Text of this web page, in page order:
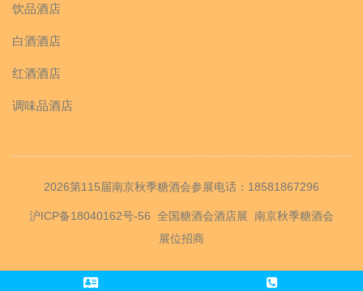
饮品酒店
白酒酒店
红酒酒店
调味品酒店
2026第115届南京秋季糖酒会参展电话：18581867296
沪ICP备18040162号-56 全国糖酒会酒店展 南京秋季糖酒会
展位招商